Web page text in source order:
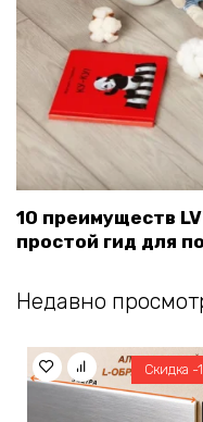
10 преимуществ
простой гид для
Недавно
Скидка -